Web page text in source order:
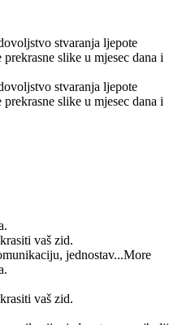
stvaranja ljepote
slike u mjesec dana i
stvaranja ljepote
slike u mjesec dana i
vaš zid.
jednostav...More
vaš zid.